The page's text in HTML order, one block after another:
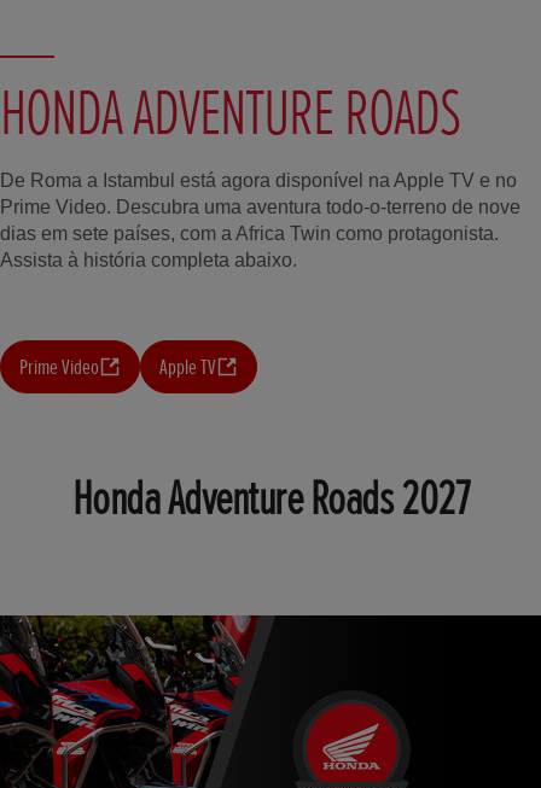
HONDA ADVENTURE ROADS
De Roma a Istambul está agora disponível na Apple TV e no
Prime Video. Descubra uma aventura todo-o-terreno de nove
dias em sete países, com a Africa Twin como protagonista.
Assista à história completa abaixo.
Prime Video Apple TV
Honda Adventure Roads 2027